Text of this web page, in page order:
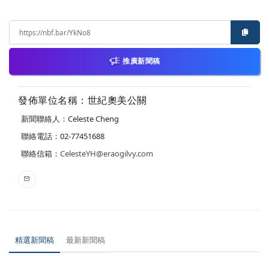
推廣新聞稿
發佈單位名稱：世紀奧美公關
新聞聯絡人：Celeste Cheng
聯絡電話：02-77451688
聯絡信箱： CelesteYH@eraogilvy.com
精選新聞稿 最新新聞稿